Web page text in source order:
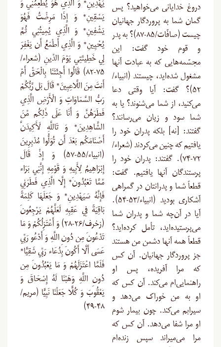
دروغ خدایانی می‌خواهید؟ پس
گمان شما به پروردگار جهانیان
چیست (صافّات/۸۵-۸۷)؟ به پدر
و قوم خود گفت: این
مجسّمه‌هایی که به عبادت آنها
مشغول شده‌اید، چیستند (انبیاء/
۵۲)؟ گفت: آیا وقتی دعا
می‌کنید، از شما می‌شنوند؟ یا به
شما سود و زیان می‌رسانند؟
گفتند: [نه] بلکه پدران خود را
یافتیم که چنین می‌کردند (شعراء/
۷۲-۷۴). گفتند: پدران خود را
پرستندگان آنها یافتیم. گفت:
قطعاً شما و پدرانتان در گمراهی
آشکاری بودید (انبیاء/۵۳-۵۴).
آیا در آن‌چه شما و پدران شما
می‌پرستیده‌اید، تأمل کرده‌اید؟
قطعاً همه آنها دشمن من هستند
جز پروردگار جهانیان. آن کس
که مرا آفریده، پس او
راهنمایی‌ام می‌کند. آن کس که
او به من خوراک می‌دهد و
سیرابم می‌کند. چون بیمار شوم
او مرا شفا می‌دهد. آن کس که
مرا می‌میراند سپس زنده‌ام
يَهْدِينِ* وَ الَّذِي هُوَ يُطْعِمُنِي وَ
يَسْقِينِ* وَ إِذَا مَرِضْتُ فَهُوَ
يَشْفِينِ* وَ الَّذِي يُمِيتُنِي ثُمَّ
يُحْيِينِ* وَ الَّذِي أَطْمَعُ أَن يَغْفِرَ
لِي خَطِيئَتِي يَوْمَ الدِّينِ (شعراء/
۷۵-۸۲) قَالُوا أَجِئْتَنَا بِالْحَقِّ أَمْ
أَنتَ مِنَ اللَّاعِبِينَ* قَالَ بَل رَّبُّكُمْ
رَبُّ السَّمَاوَاتِ وَ الْأَرْضِ الَّذِي
فَطَرَهُنَّ وَ أَنَا عَلَى ذَلِكُم مِّنَ
الشَّاهِدِينَ* وَ تَاللَّهِ لَأَكِيدَنَّ
أَصْنَامَكُم بَعْدَ أَن تُوَلُّوا مُدْبِرِينَ
(انبیاء/۵۵-۵۷) وَ إِذْ قَالَ
إِبْرَاهِيمُ لِأَبِيهِ وَ قَوْمِهِ إِنَّنِي بَرَاء
مِّمَّا تَعْبُدُونَ* إِلَّا الَّذِي فَطَرَنِي
فَإِنَّهُ سَيَهْدِينِ* وَ جَعَلَهَا كَلِمَةً
بَاقِيَةً فِي عَقِبِهِ لَعَلَّهُمْ يَرْجِعُونَ
(زخرف/۲۶-۲۸) وَ أَعْتَزِلُكُمْ وَ مَا
تَدْعُونَ مِن دُونِ اللَّهِ وَ أَدْعُو رَبِّي
عَسَى أَلَّا أَكُونَ بِدُعَاء رَبِّي شَقِيًّا*
فَلَمَّا اعْتَزَلَهُمْ وَ مَا يَعْبُدُونَ مِن
دُونِ اللَّهِ وَهَبْنَا لَهُ إِسْحَاقَ وَ
يَعْقُوبَ وَ كُلًّا جَعَلْنَا نَبِيًّا (مریم/
۴۸-۴۹)